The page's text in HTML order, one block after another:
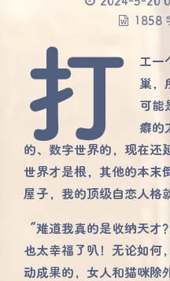
1858
打
工一
巢，
可能
癖的
的、数字世界的，现在还
世界才是根，其他的本末
屋子，我的顶级自恋人格
“难道我真的是收纳天才
也太幸福了叭！无论如何
动成果的，女人和猫咪除